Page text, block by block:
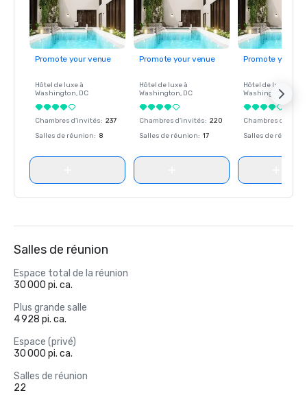
Promote your venue
Hôtel de luxe à
Washington, DC
Chambres d'invités: 237
Salles de réunion: 8
Promote your venue
Hôtel de luxe à
Washington, DC
Chambres d'invités: 220
Salles de réunion: 17
Promote your
Hôtel de luxe à
Washington
Chambres
Salles de réunion
Salles de réunion
Espace total de la réunion
30 000 pi. ca.
Plus grande salle
4 928 pi. ca.
Espace (privé)
30 000 pi. ca.
Salles de réunion
22